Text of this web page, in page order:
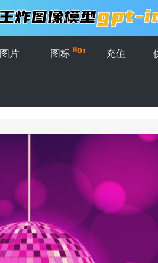
图片 图标 充值